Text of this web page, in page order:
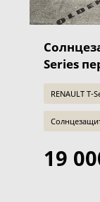
Series
RENAULT T-
19